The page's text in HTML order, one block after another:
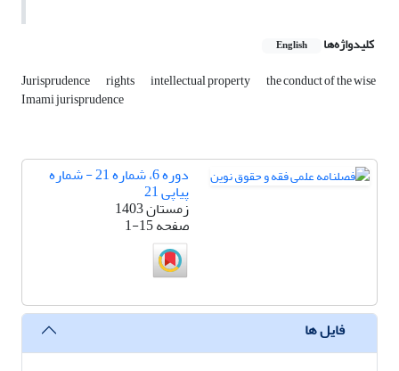
کلیدواژه‌ها English
Jurisprudence rights intellectual property the conduct of the wise
Imami jurisprudence
دوره 6، شماره 21 - شماره
پیاپی 21
زمستان 1403
صفحه1-15
فایل ها